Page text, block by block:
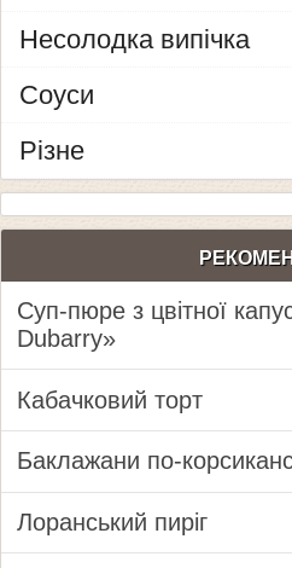
Несолодка випічка
Соуси
Різне
Суп-пюре з цвітної
Dubarry»
Кабачковий торт
Баклажани по-
Лоранський пиріг